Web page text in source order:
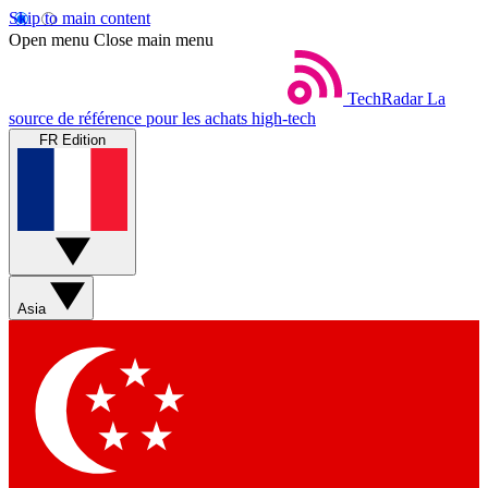
Skip to main content
Open menu Close main menu
TechRadar La
source de référence pour les achats high-tech
FR Edition
Asia